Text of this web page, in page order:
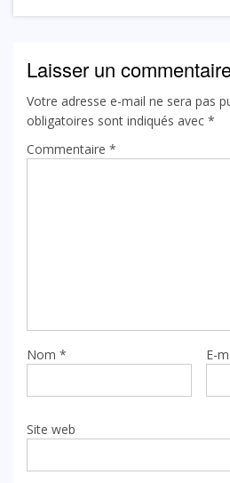
Laisser un
Votre adresse e-mail ne sera pas
obligatoires sont indiqués avec *
Commentaire *
Nom * E-
Site web